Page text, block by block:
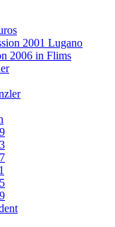
2001 Lugano
2006 in Flims